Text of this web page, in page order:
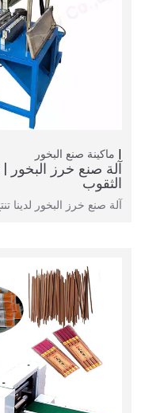
ماكينة صنع البخور
آلة صنع خرز البخور |
الثقوب
آلة صنع خرز البخور لدينا تنتج 150-300 خرزة في